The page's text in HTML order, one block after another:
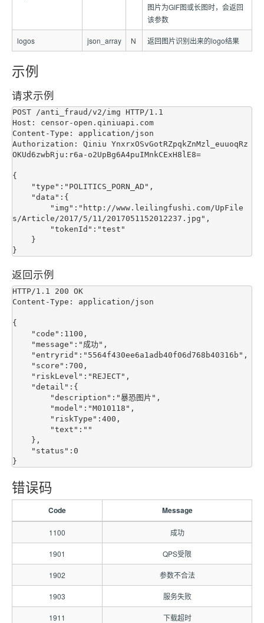
图片为GIF图或长图时，会返回
该参数
logos json_array N 返回图片识别出来的logo结果
示例
请求示例
POST /anti_fraud/v2/img HTTP/1.1
Host: censor-open.qiniuapi.com
Content-Type: application/json
Authorization: Qiniu YnxrxOSvGotRZpqkZnMzl_euuoqRz
OKUd6zwbRju:r6a-o2UpBg6A4puIMnkCExH8lE8=
{
s/Article/2017/5/11/2017051152012237.jpg",
返回示例
HTTP/1.1 200 OK
Content-Type: application/json
{
错误码
Code Message
1100 成功
1901 QPS受限
1902 参数不合法
1903 服务失败
1911 下载超时